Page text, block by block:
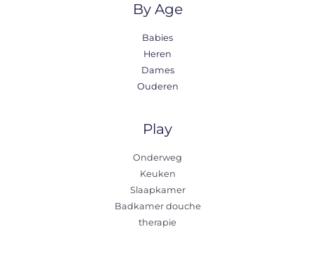
By Age
Babies
Heren
Dames
Ouderen
Play
Onderweg
Keuken
Slaapkamer
Badkamer douche
therapie